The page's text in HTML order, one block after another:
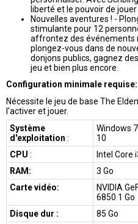
liberté et le pouvoir de
Nouvelles aventures ! -
stimulante pour 12
affrontez des événements
plongez-vous dans de
donjons publics, gagnez
jeu et bien plus encore.
Configuration minimale requise:
Nécessite le jeu de base The
l'activer et jouer.
Système
d'exploitation :
Windows
10
CPU :
Intel Core
RAM:
3 Go
Carte vidéo:
NVIDIA
6850 1 Go
Disque dur :
85 Go